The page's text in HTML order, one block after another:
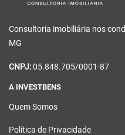
Consultoria imobiliária nos
MG
CNPJ:05.848.705/0001-87
A INVESTBENS
Quem Somos
Política de Privacidade